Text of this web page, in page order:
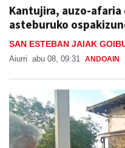
Kantujira, auzo-
asteburuko
SAN ESTEBAN JAIAK
Aiurri abu 08, 09:31 ANDOAIN